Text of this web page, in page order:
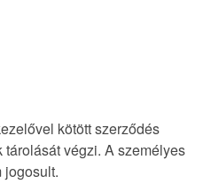
kötött szerződés
végzi. A személyes
jogosult.